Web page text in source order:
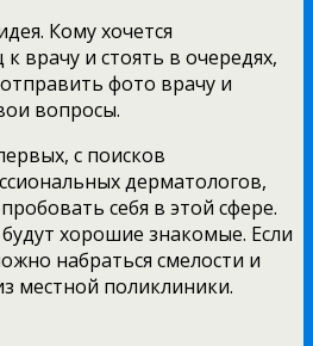
Кому хочется
врачу и стоять в очередях,
фото врачу и
вопросы.
с поисков
дерматологов,
себя в этой сфере.
хорошие знакомые. Если
набраться смелости и
местной поликлиники.